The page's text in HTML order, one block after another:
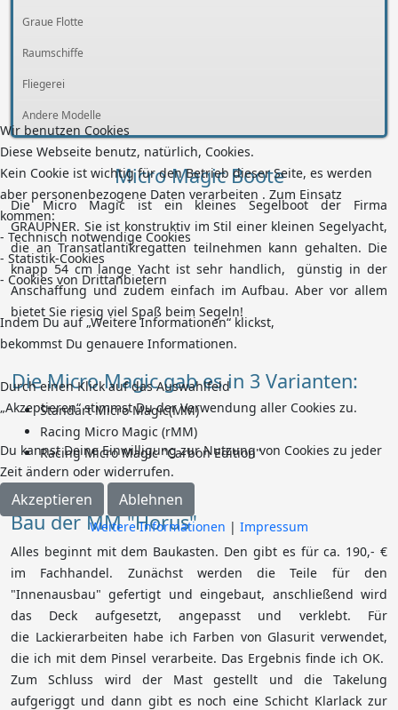
Graue Flotte
Raumschiffe
Fliegerei
Andere Modelle
Micro Magic Boote
Die Micro Magic ist ein kleines Segelboot der Firma
GRAUPNER. Sie ist konstruktiv im Stil einer kleinen Segelyacht,
die an Transatlantikregatten teilnehmen kann gehalten. Die
knapp 54 cm lange Yacht ist sehr handlich, günstig in der
Anschaffung und zudem einfach im Aufbau. Aber vor allem
bietet Sie riesig viel Spaß beim Segeln!
Die Micro Magic gab es in 3 Varianten:
Standart Micro Magic(MM)
Racing Micro Magic (rMM)
Racing Micro Magic "Carbon Edition"
Bau der MM "Horus"
Alles beginnt mit dem Baukasten. Den gibt es für ca. 190,- €
im Fachhandel. Zunächst werden die Teile für den
"Innenausbau" gefertigt und eingebaut, anschließend wird
das Deck aufgesetzt, angepasst und verklebt. Für
die Lackierarbeiten habe ich Farben von Glasurit verwendet,
die ich mit dem Pinsel verarbeite. Das Ergebnis finde ich OK.
Zum Schluss wird der Mast gestellt und die Takelung
aufgeriggt und dann gibt es noch eine Schicht Klarlack zur
Wir benutzen Cookies
Diese Webseite benutz, natürlich, Cookies.
Kein Cookie ist wichtig für den Betrieb dieser Seite, es werden
aber personenbezogene Daten verarbeiten . Zum Einsatz
kommen:
- Technisch notwendige Cookies
- Statistik-Cookies
- Cookies von Drittanbietern
Indem Du auf „Weitere Informationen“ klickst,
bekommst Du genauere Informationen.
Durch einen Klick auf das Auswahlfeld
„Akzeptieren“ stimmst Du der Verwendung aller Cookies zu.
Du kannst Deine Einwilligung zur Nutzung von Cookies zu jeder
Zeit ändern oder widerrufen.
Akzeptieren Ablehnen
Weitere Informationen | Impressum